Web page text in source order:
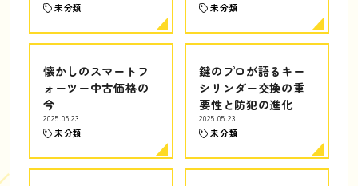
未分類 未分類
懐かしのスマートフ
ォーツー中古価格の
今
2025.05.23
未分類
鍵のプロが語るキー
シリンダー交換の重
要性と防犯の進化
2025.05.23
未分類